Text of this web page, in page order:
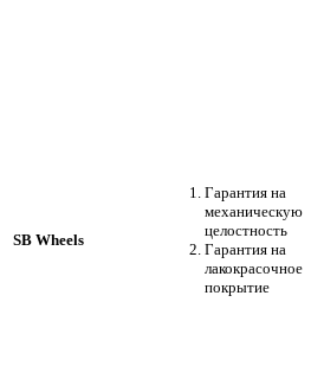
SB Wheels
Гарантия на
механическую
целостность
Гарантия на
лакокрасочное
покрытие